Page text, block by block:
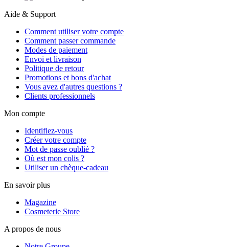
Aide & Support
Comment utiliser votre compte
Comment passer commande
Modes de paiement
Envoi et livraison
Politique de retour
Promotions et bons d'achat
Vous avez d'autres questions ?
Clients professionnels
Mon compte
Identifiez-vous
Créer votre compte
Mot de passe oublié ?
Où est mon colis ?
Utiliser un chèque-cadeau
En savoir plus
Magazine
Cosmeterie Store
A propos de nous